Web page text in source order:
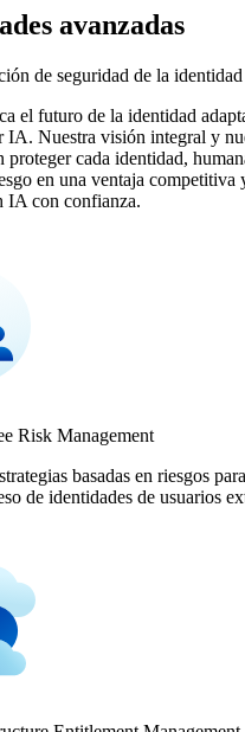
avanzadas
de seguridad de la
el futuro de la identidad
IA. Nuestra visión integral y
proteger cada identidad,
en una ventaja competitiva
IA con confianza.
Risk Management
basadas en riesgos
de identidades de usuarios